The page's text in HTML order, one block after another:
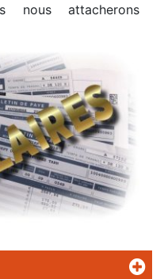
nous attacherons